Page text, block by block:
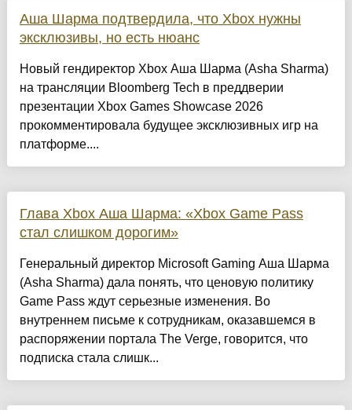
Аша Шарма подтвердила, что Xbox нужны
эксклюзивы, но есть нюанс
Новый гендиректор Xbox Аша Шарма (Asha Sharma)
на трансляции Bloomberg Tech в преддверии
презентации Xbox Games Showcase 2026
прокомментировала будущее эксклюзивных игр на
платформе....
Глава Xbox Аша Шарма: «Xbox Game Pass
стал слишком дорогим»
Генеральный директор Microsoft Gaming Аша Шарма
(Asha Sharma) дала понять, что ценовую политику
Game Pass ждут серьезные изменения. Во
внутреннем письме к сотрудникам, оказавшемся в
распоряжении портала The Verge, говорится, что
подписка стала слишк...